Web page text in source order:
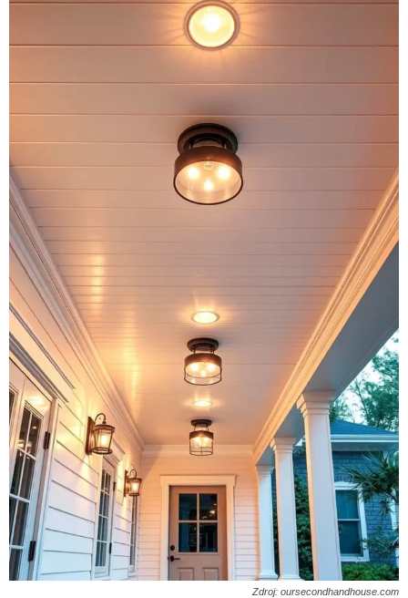
Zdroj: oursecondhandhouse.com